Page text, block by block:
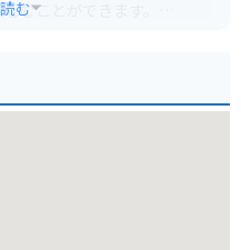
むことができます。
む